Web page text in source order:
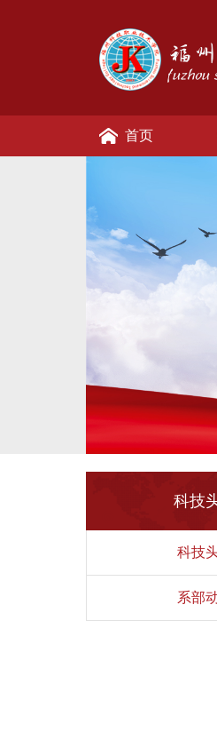
首页
科技
科技
系部